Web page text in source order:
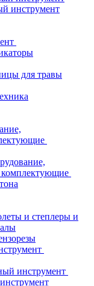
инструмент
для травы
комплектующие
и степлеры и
инструмент